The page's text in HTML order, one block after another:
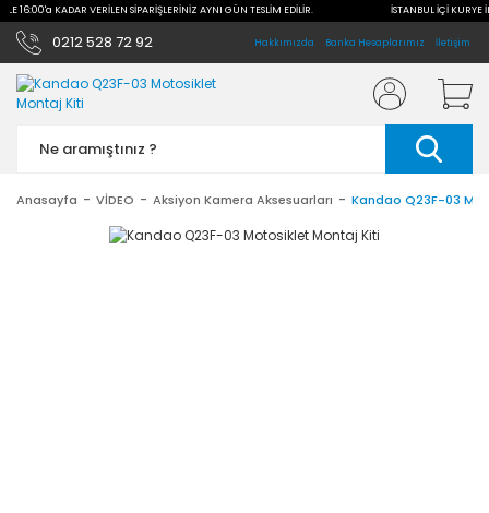
16:00'a KADAR VERİLEN SİPARİŞLERİNİZ AYNI GÜN TESLİM EDİLİR. İSTANBUL İÇİ KURYE
0212 528 72 92 Hakkımızda Banka Hesaplarımız İletişim
Anasayfa VİDEO Aksiyon Kamera Aksesuarları Kandao Q23F-03